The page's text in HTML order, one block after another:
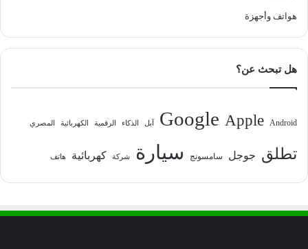
هواتف وأجهزة
هل تبحث عن؟
Android
Apple
Google آبل الذكاء الرقمية الكهربائية المصري
تطلق جوجل سامسونج سيارة شركة كهربائية هاتف